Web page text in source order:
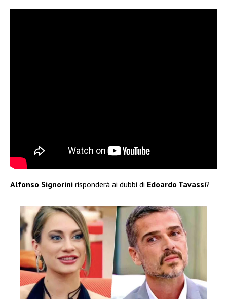
Alfonso Signorini risponderà ai dubbi di Edoardo Tavassi?